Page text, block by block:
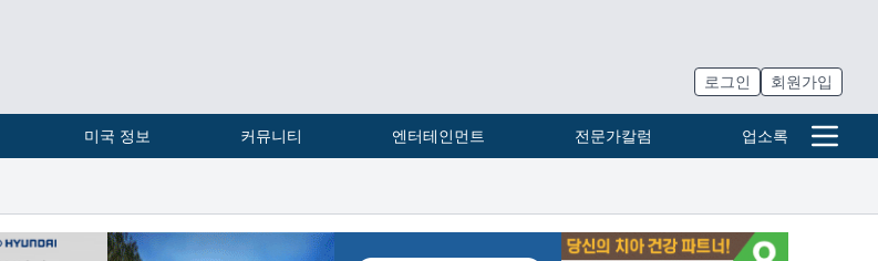
로그인 회원가입
미국 정보 커뮤니티 엔터테인먼트 전문가칼럼 업소록